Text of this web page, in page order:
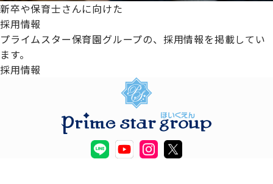
新卒や保育士さんに向けた
採用情報
プライムスター保育園グループの、採用情報を掲載してい
ます。
採用情報